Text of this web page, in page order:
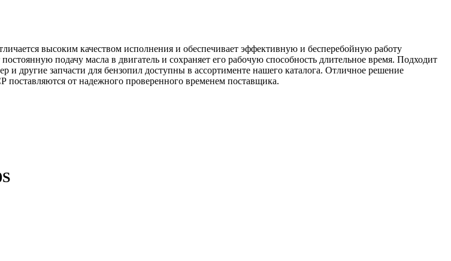
высоким качеством исполнения и обеспечивает эффективную и бесперебойную работу
подачу масла в двигатель и сохраняет его рабочую способность длительное время. Подходит
и другие запчасти для бензопил доступны в ассортименте нашего каталога. Отличное решение
от надежного проверенного временем поставщика.